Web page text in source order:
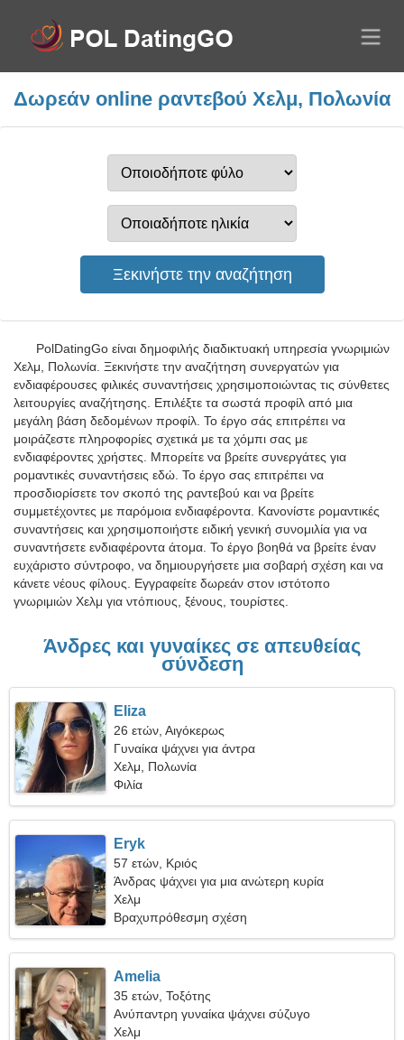
Δωρεάν online ραντεβού Χελμ, Πολωνία
PolDatingGo είναι δημοφιλής διαδικτυακή υπηρεσία γνωριμιών
Χελμ, Πολωνία. Ξεκινήστε την αναζήτηση συνεργατών για
ενδιαφέρουσες φιλικές συναντήσεις χρησιμοποιώντας τις σύνθετες
λειτουργίες αναζήτησης. Επιλέξτε τα σωστά προφίλ από μια
μεγάλη βάση δεδομένων προφίλ. Το έργο σάς επιτρέπει να
μοιράζεστε πληροφορίες σχετικά με τα χόμπι σας με
ενδιαφέροντες χρήστες. Μπορείτε να βρείτε συνεργάτες για
ρομαντικές συναντήσεις εδώ. Το έργο σας επιτρέπει να
προσδιορίσετε τον σκοπό της ραντεβού και να βρείτε
συμμετέχοντες με παρόμοια ενδιαφέροντα. Κανονίστε ρομαντικές
συναντήσεις και χρησιμοποιήστε ειδική γενική συνομιλία για να
συναντήσετε ενδιαφέροντα άτομα. Το έργο βοηθά να βρείτε έναν
ευχάριστο σύντροφο, να δημιουργήσετε μια σοβαρή σχέση και να
κάνετε νέους φίλους. Εγγραφείτε δωρεάν στον ιστότοπο
γνωριμιών Χελμ για ντόπιους, ξένους, τουρίστες.
Άνδρες και γυναίκες σε απευθείας
σύνδεση
Eliza
26 ετών, Αιγόκερως
Γυναίκα ψάχνει για άντρα
Χελμ, Πολωνία
Φιλία
Eryk
57 ετών, Κριός
Άνδρας ψάχνει για μια ανώτερη κυρία
Χελμ
Βραχυπρόθεσμη σχέση
Amelia
35 ετών, Τοξότης
Ανύπαντρη γυναίκα ψάχνει σύζυγο
Χελμ